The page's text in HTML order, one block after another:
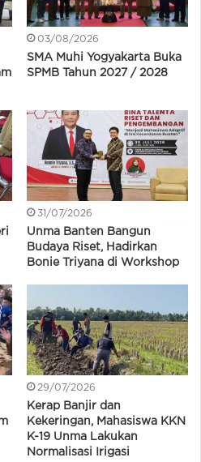
03/08/2026
SMA Muhi Yogyakarta Buka
SPMB Tahun 2027 / 2028
31/07/2026
Unma Banten Bangun
Budaya Riset, Hadirkan
Bonie Triyana di Workshop
29/07/2026
Kerap Banjir dan
Kekeringan, Mahasiswa KKN
K-19 Unma Lakukan
Normalisasi Irigasi